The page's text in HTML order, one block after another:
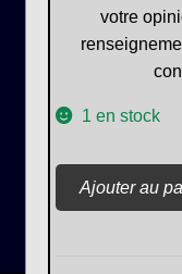
votre
1 en stock
de
Ajouter au